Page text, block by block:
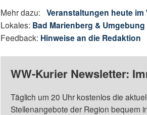
Mehr dazu:Veranstaltungen heute im
Lokales: Bad Marienberg & Umgebung
Feedback: Hinweise an die Redaktion
WW-Kurier Newsletter:
Täglich um 20 Uhr kostenlos die
Stellenangebote der Region bequem